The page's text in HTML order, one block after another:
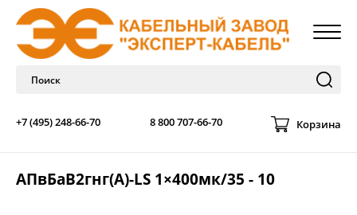
+7 (495) 248-66-70 8 800 707-66-70 Корзина
АПвБаВ2гнг(А)-LS 1×400мк/35 - 10